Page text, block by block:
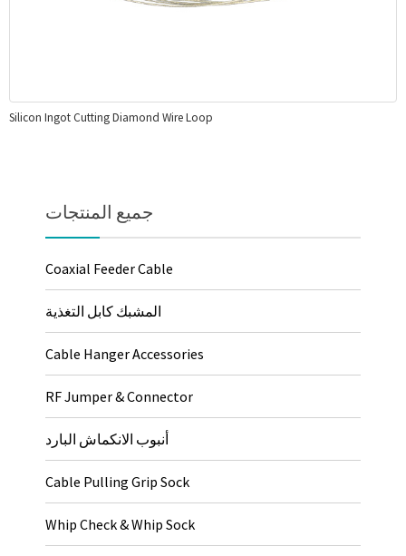
Silicon Ingot Cutting Diamond Wire Loop
جميع المنتجات
Coaxial Feeder Cable
المشبك كابل التغذية
Cable Hanger Accessories
RF Jumper & Connector
أنبوب الانكماش البارد
Cable Pulling Grip Sock
Whip Check & Whip Sock